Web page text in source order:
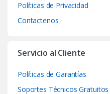
Políticas de Privacidad
Contactenos
Servicio al Cliente
Políticas de Garantías
Soportes Técnicos Gratuitos